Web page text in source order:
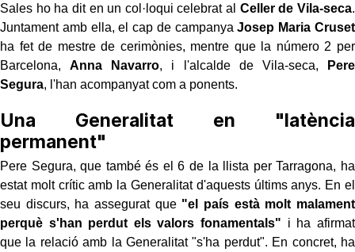
Sales ho ha dit en un col·loqui celebrat al Celler de Vila-seca.
Juntament amb ella, el cap de campanyaJosep Maria Cruset
ha fet de mestre de cerimònies, mentre que la número 2 per
Barcelona,Anna Navarro, i l'alcalde de Vila-seca,
Pere
Segura, l'han acompanyat com a ponents.
Una Generalitat en "latència
permanent"
Pere Segura, que també és el 6 de la llista per Tarragona, ha
estat molt crític amb la Generalitat d'aquests últims anys. En el
seu discurs, ha assegurat que"el país està molt malament
perquè s'han perdut els valors fonamentals" i ha afirmat
que la relació amb la Generalitat "s'ha perdut". En concret, ha